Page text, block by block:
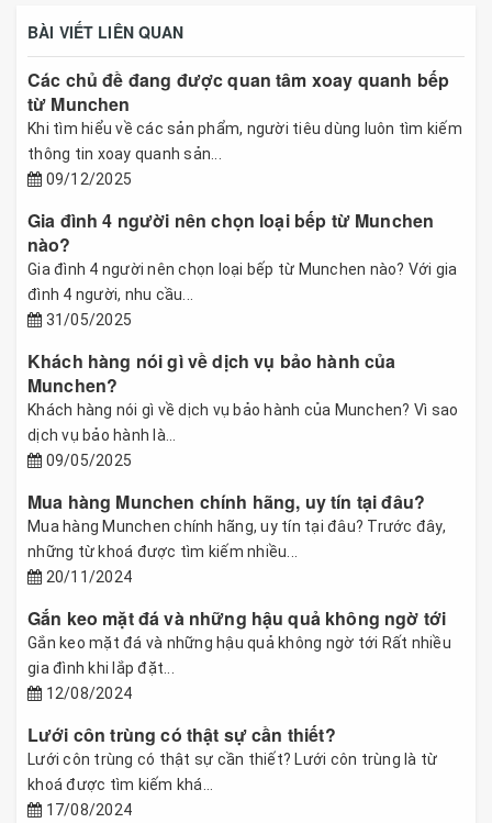
BÀI VIẾT LIÊN QUAN
Các chủ đề đang được quan tâm xoay quanh bếp
từ Munchen
Khi tìm hiểu về các sản phẩm, người tiêu dùng luôn tìm kiếm
thông tin xoay quanh sản...
09/12/2025
Gia đình 4 người nên chọn loại bếp từ Munchen
nào?
Gia đình 4 người nên chọn loại bếp từ Munchen nào? Với gia
đình 4 người, nhu cầu...
31/05/2025
Khách hàng nói gì về dịch vụ bảo hành của
Munchen?
Khách hàng nói gì về dịch vụ bảo hành của Munchen? Vì sao
dịch vụ bảo hành là...
09/05/2025
Mua hàng Munchen chính hãng, uy tín tại đâu?
Mua hàng Munchen chính hãng, uy tín tại đâu? Trước đây,
những từ khoá được tìm kiếm nhiều...
20/11/2024
Gắn keo mặt đá và những hậu quả không ngờ tới
Gắn keo mặt đá và những hậu quả không ngờ tới Rất nhiều
gia đình khi lắp đặt...
12/08/2024
Lưới côn trùng có thật sự cần thiết?
Lưới côn trùng có thật sự cần thiết? Lưới côn trùng là từ
khoá được tìm kiếm khá...
17/08/2024